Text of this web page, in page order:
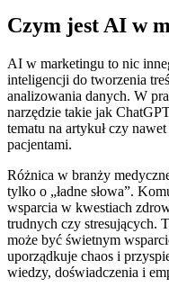
Czym jest AI w
AI w marketingu to nic
inteligencji do tworzenia
analizowania danych. W
narzędzie takie jak
tematu na artykuł czy
pacjentami.
Różnica w branży
tylko o „ładne słowa”.
wsparcia w kwestiach
trudnych czy stresujących.
może być świetnym
uporządkuje chaos i
wiedzy, doświadczenia i